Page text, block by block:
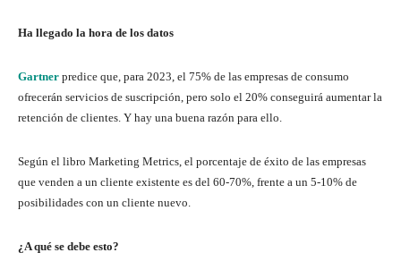
Ha llegado la hora de los datos
Gartner predice que, para 2023, el 75% de las empresas de consumo
ofrecerán servicios de suscripción, pero solo el 20% conseguirá aumentar la
retención de clientes. Y hay una buena razón para ello.
Según el libro Marketing Metrics, el porcentaje de éxito de las empresas
que venden a un cliente existente es del 60-70%, frente a un 5-10% de
posibilidades con un cliente nuevo.
¿A qué se debe esto?